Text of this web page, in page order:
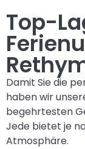
Top-
Damit Sie die
haben wir
begehrtesten
Jede bietet je
Atmosphäre.